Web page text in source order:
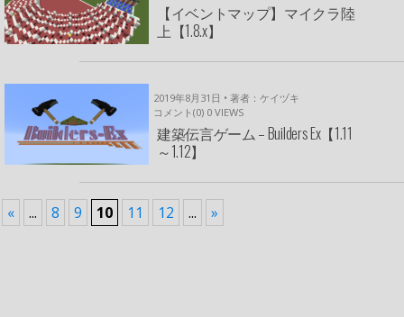
【イベントマップ】マイクラ陸
上【1.8.x】
2019年8月31日 • 著者：ケイヅキ
コメント(0) 0 VIEWS
建築伝言ゲーム – Builders Ex【1.11
～1.12】
« ... 8 9 10 11 12 ... »